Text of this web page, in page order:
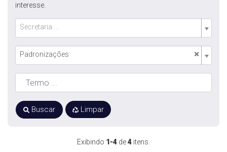
Exibindo 1-4 de4 itens.
interesse.
Secretaria ...
×
Padronizações
Buscar Limpar